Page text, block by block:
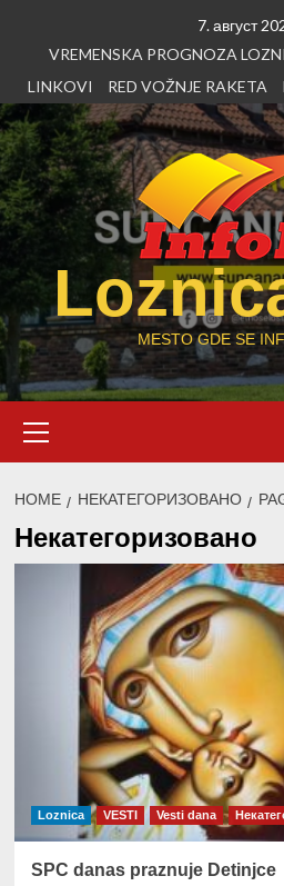
7. август
VREMENSKA PROGNOZA
LINKOVI
RED VOŽNJE RAKETA
MESTO GDE SE
Menu
HOME НЕКАТЕГОРИЗОВАНО
Некатегоризовано
Loznica VESTI Vesti dana
SPC danas praznuje Detinjce